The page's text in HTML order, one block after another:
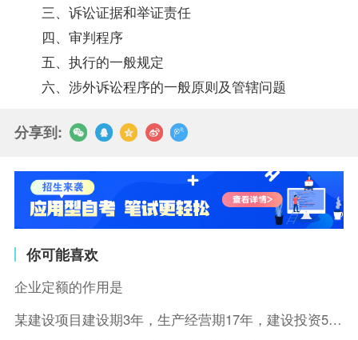
三、诉讼证据和举证责任
四、审判程序
五、执行的一般规定
六、涉外诉讼程序的一般原则及管辖问题
分享到:
你可能喜欢
企业定额的作用是
某建设项目建设期3年，生产经营期17年，建设投资5500万元